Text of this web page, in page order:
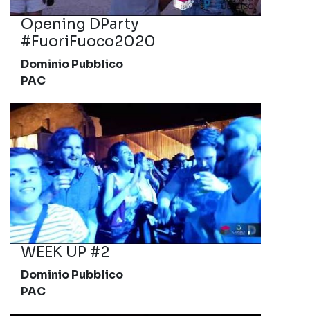
Opening DParty
#FuoriFuoco2020
Dominio Pubblico
PAC
WEEK UP #2
Dominio Pubblico
PAC